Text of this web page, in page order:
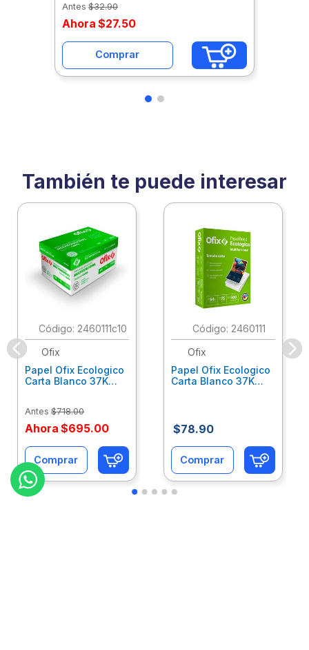
Antes $32.90
Ahora $27.50
Comprar
También te puede interesar
: 2460111c10
Ofix
Papel Ofix Ecologico
Carta Blanco 37K
Antes $718.00
Ahora $695.00
Comprar
: 2460111
Ofix
Papel Ofix Ecologico
Carta Blanco 37K
$78.90
Comprar